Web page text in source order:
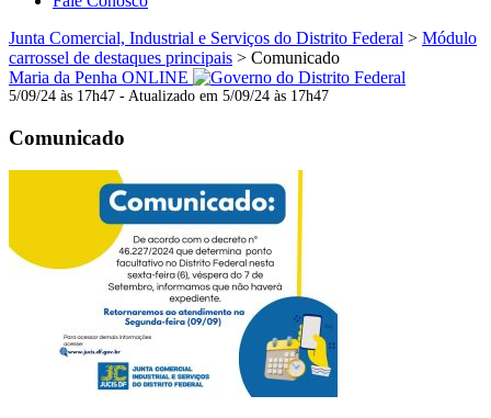
Junta Comercial, Industrial e Serviços do Distrito Federal > Módulo
carrossel de destaques principais > Comunicado
Maria da Penha ONLINE
5/09/24 às 17h47 - Atualizado em 5/09/24 às 17h47
Comunicado